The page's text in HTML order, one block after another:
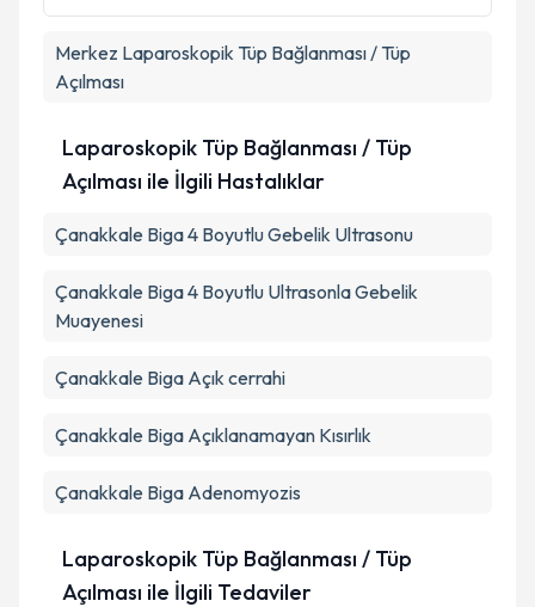
Takvim Talebini Gönder
Merkez Laparoskopik Tüp Bağlanması / Tüp
Açılması
Laparoskopik Tüp Bağlanması / Tüp
Açılması ile İlgili Hastalıklar
Çanakkale Biga 4 Boyutlu Gebelik Ultrasonu
Çanakkale Biga 4 Boyutlu Ultrasonla Gebelik
Muayenesi
Çanakkale Biga Açık cerrahi
Çanakkale Biga Açıklanamayan Kısırlık
Çanakkale Biga Adenomyozis
Laparoskopik Tüp Bağlanması / Tüp
Açılması ile İlgili Tedaviler